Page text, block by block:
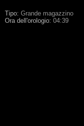
Tipo: Grande magazzino
Ora dell'orologio: 04:39